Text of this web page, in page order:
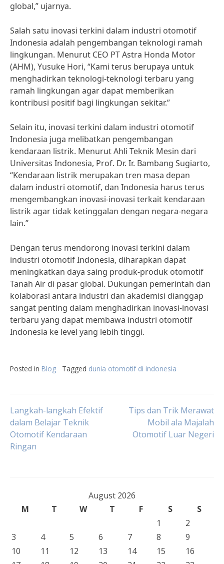
global,” ujarnya.
Salah satu inovasi terkini dalam industri otomotif
Indonesia adalah pengembangan teknologi ramah
lingkungan. Menurut CEO PT Astra Honda Motor
(AHM), Yusuke Hori, “Kami terus berupaya untuk
menghadirkan teknologi-teknologi terbaru yang
ramah lingkungan agar dapat memberikan
kontribusi positif bagi lingkungan sekitar.”
Selain itu, inovasi terkini dalam industri otomotif
Indonesia juga melibatkan pengembangan
kendaraan listrik. Menurut Ahli Teknik Mesin dari
Universitas Indonesia, Prof. Dr. Ir. Bambang Sugiarto,
“Kendaraan listrik merupakan tren masa depan
dalam industri otomotif, dan Indonesia harus terus
mengembangkan inovasi-inovasi terkait kendaraan
listrik agar tidak ketinggalan dengan negara-negara
lain.”
Dengan terus mendorong inovasi terkini dalam
industri otomotif Indonesia, diharapkan dapat
meningkatkan daya saing produk-produk otomotif
Tanah Air di pasar global. Dukungan pemerintah dan
kolaborasi antara industri dan akademisi dianggap
sangat penting dalam menghadirkan inovasi-inovasi
terbaru yang dapat membawa industri otomotif
Indonesia ke level yang lebih tinggi.
Posted in Blog Tagged dunia otomotif di indonesia
Post
navigation
Langkah-langkah Efektif
dalam Belajar Teknik
Otomotif Kendaraan
Ringan
Tips dan Trik Merawat
Mobil ala Majalah
Otomotif Luar Negeri
August 2026
M
T W T F S
S
1
2
3
4 5 6 7 8
9
10
11 12 13 14 15
16